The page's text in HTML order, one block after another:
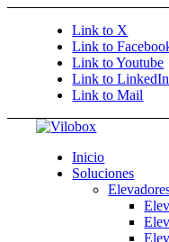
Link to X
Link to
Link to Youtube
Link to LinkedIn
Link to Mail
Inicio
Soluciones